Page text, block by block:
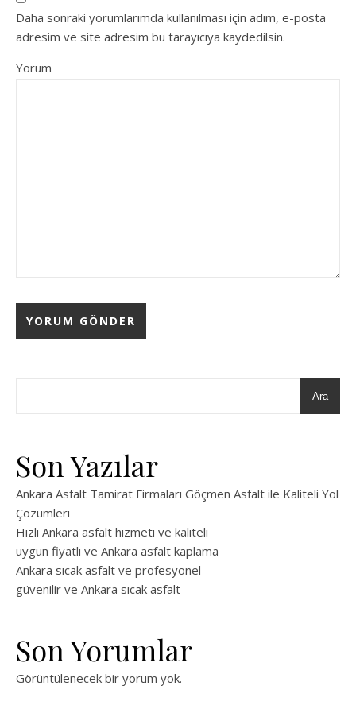
Daha sonraki yorumlarımda kullanılması için adım, e-posta
adresim ve site adresim bu tarayıcıya kaydedilsin.
Yorum
Ara
Son Yazılar
Ankara Asfalt Tamirat Firmaları Göçmen Asfalt ile Kaliteli Yol
Çözümleri
Hızlı Ankara asfalt hizmeti ve kaliteli
uygun fiyatlı ve Ankara asfalt kaplama
Ankara sıcak asfalt ve profesyonel
güvenilir ve Ankara sıcak asfalt
Son Yorumlar
Görüntülenecek bir yorum yok.